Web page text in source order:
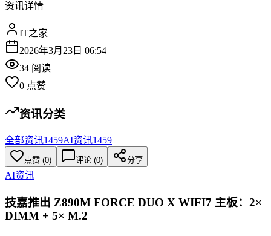
资讯详情
IT之家
2026年3月23日 06:54
34 阅读
0 点赞
资讯分类
全部资讯1459AI资讯1459
点赞 (0) 评论 (0) 分享
AI资讯
技嘉推出 Z890M FORCE DUO X WIFI7 主板：2×
DIMM + 5× M.2